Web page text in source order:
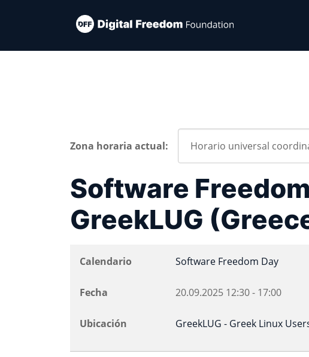
Zona horaria actual:
Software
GreekLUG
Calendario Software Freedom Day
Fecha 20.09.2025 12:30- 17:00
Ubicación GreekLUG - Greek Linux